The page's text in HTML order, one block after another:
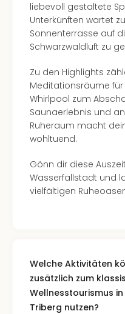
liebevoll gestaltete
Unterkünften wartet
Sonnenterrasse auf
Schwarzwaldluft zu
Zu den Highlights
Meditationsräume
Whirlpool zum
Saunaerlebnis und
Ruheraum macht
wohltuend.
Gönn dir diese
Wasserfallstadt und
vielfältigen
Welche Aktivitäten
zusätzlich zum
Wellnesstourismus
Triberg nutzen?